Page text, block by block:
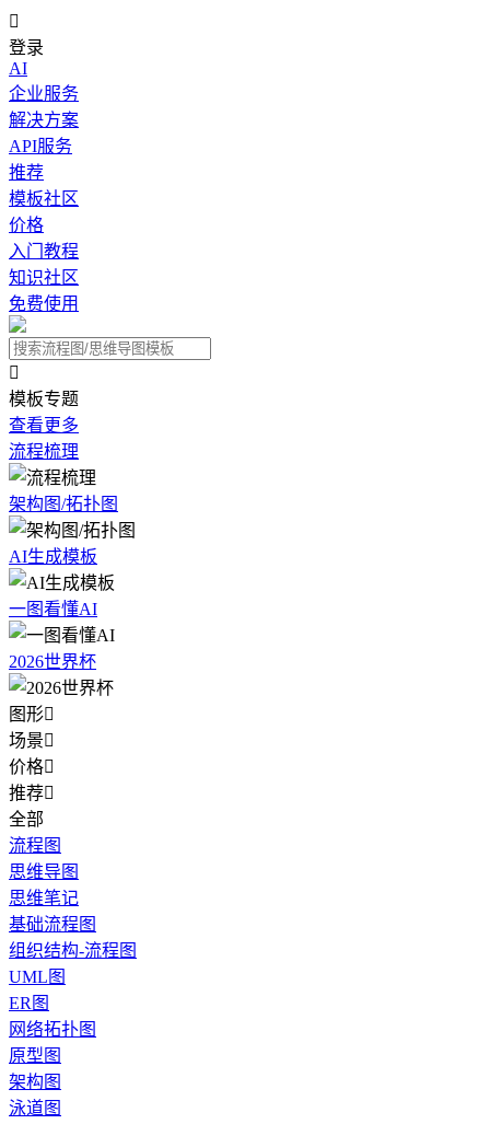

登录
AI
企业服务
解决方案
API服务
推荐
模板社区
价格
入门教程
知识社区
免费使用

模板专题
查看更多
流程梳理
架构图/拓扑图
AI生成模板
一图看懂AI
2026世界杯
图形
场景
价格
推荐
全部
流程图
思维导图
思维笔记
基础流程图
组织结构-流程图
UML图
ER图
网络拓扑图
原型图
架构图
泳道图